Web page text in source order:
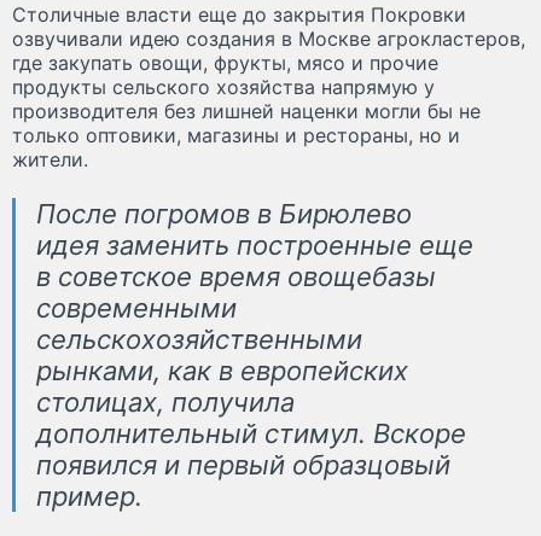
Столичные власти еще до закрытия Покровки
озвучивали идею создания в Москве агрокластеров,
где закупать овощи, фрукты, мясо и прочие
продукты сельского хозяйства напрямую у
производителя без лишней наценки могли бы не
только оптовики, магазины и рестораны, но и
жители.
После погромов в Бирюлево
идея заменить построенные еще
в советское время овощебазы
современными
сельскохозяйственными
рынками, как в европейских
столицах, получила
дополнительный стимул. Вскоре
появился и первый образцовый
пример.